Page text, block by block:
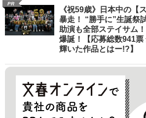
PR
《祝59歳》日本中の【
暴走！ “勝手に”生誕祭
助演も全部ステイサム
爆誕！【応募総数941票
輝いた作品とはー!?】